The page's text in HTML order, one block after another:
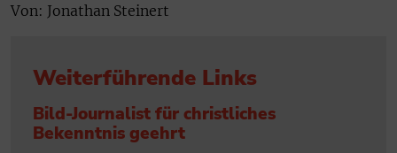
Von: Jonathan Steinert
Weiterführende Links
Bild-Journalist für christliches
Bekenntnis geehrt